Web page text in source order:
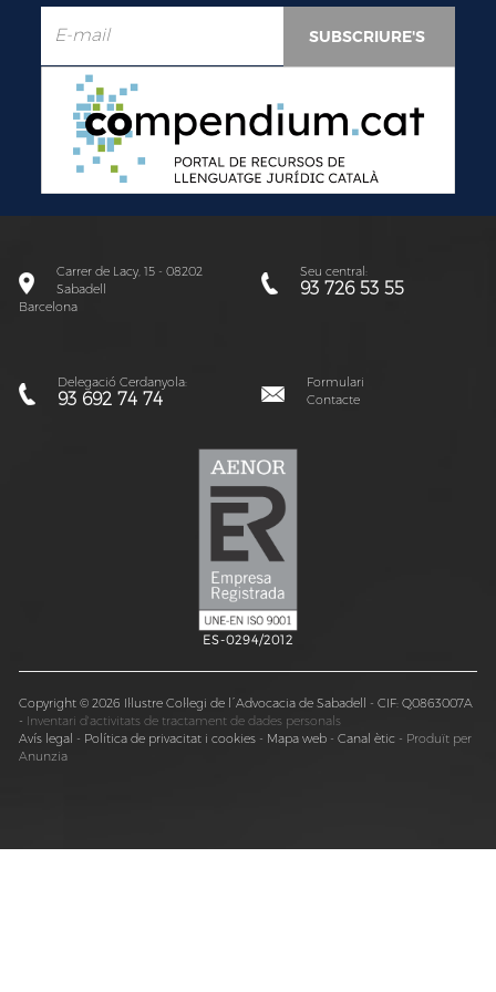
Carrer de Lacy, 15 - 08202
Sabadell
Barcelona
Seu central:
93 726 53 55
Delegació Cerdanyola:
93 692 74 74
Formulari
Contacte
ES-0294/2012
Copyright © 2026 Il·lustre Col·legi de l´Advocacia de Sabadell - CIF: Q0863007A
- Inventari d'activitats de tractament de dades personals
Avís legal - Política de privacitat i cookies - Mapa web - Canal ètic - Produït per
Anunzia